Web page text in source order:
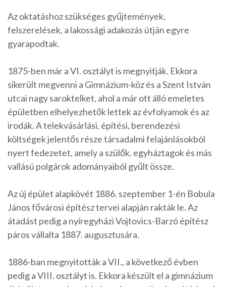
Az oktatáshoz szükséges gyűjtemények,
felszerelések, a lakossági adakozás útján egyre
gyarapodtak.
1875-ben már a VI. osztályt is megnyitják. Ekkora
sikerült megvenni a Gimnázium-köz és a Szent István
utcai nagy saroktelket, ahol a már ott álló emeletes
épületben elhelyezhetők lettek az évfolyamok és az
irodák. A telekvásárlási, építési, berendezési
költségek jelentős része társadalmi felajánlásokból
nyert fedezetet, amely a szülők, egyháztagok és más
vallású polgárok adományaiból gyűlt össze.
Az új épület alapkövét 1886. szeptember 1-én Bobula
János fővárosi építész tervei alapján rakták le. Az
átadást pedig a nyíregyházi Vojtovics-Barzó építész
páros vállalta 1887. augusztusára.
1886-ban megnyitották a VII., a következő évben
pedig a VIII. osztályt is. Ekkora készült el a gimnázium